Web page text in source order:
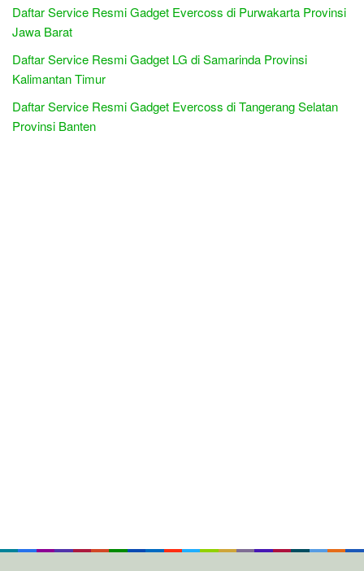
Daftar Service Resmi Gadget Evercoss di Purwakarta Provinsi
Jawa Barat
Daftar Service Resmi Gadget LG di Samarinda Provinsi
Kalimantan Timur
Daftar Service Resmi Gadget Evercoss di Tangerang Selatan
Provinsi Banten